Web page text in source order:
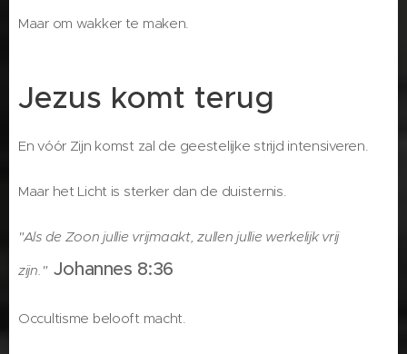
Maar om wakker te maken.
Jezus komt terug
En vóór Zijn komst zal de geestelijke strijd intensiveren.
Maar het Licht is sterker dan de duisternis.
"Als de Zoon jullie vrijmaakt, zullen jullie werkelijk vrij
zijn." Johannes 8:36
Occultisme belooft macht.